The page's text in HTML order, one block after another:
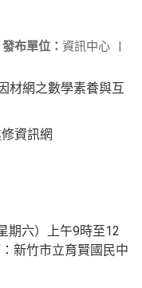
發布單位： 資訊中心 |
材網之數學素養與互
資訊網
期六）上午9時至12
新竹市立育賢國民中